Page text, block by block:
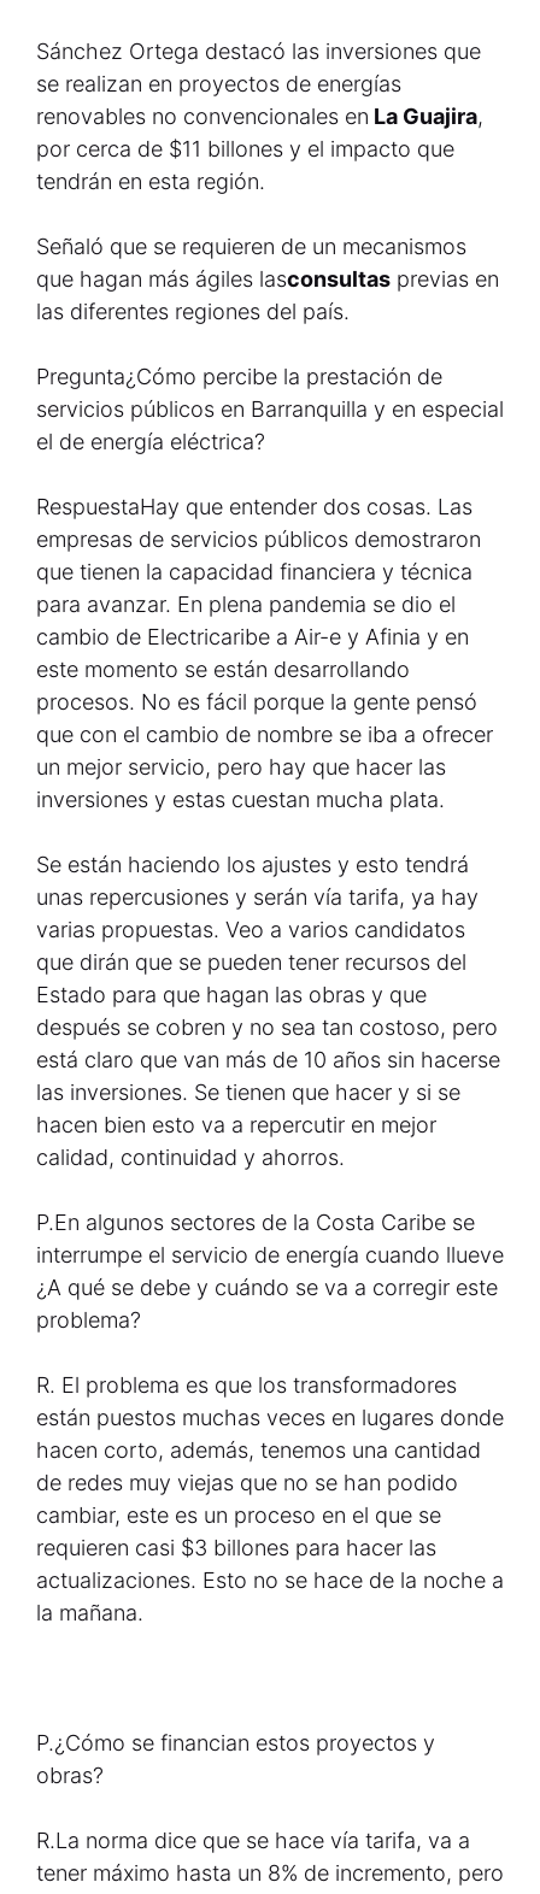
Sánchez Ortega destacó las inversiones que
se realizan en proyectos de energías
renovables no convencionales en La Guajira,
por cerca de $11 billones y el impacto que
tendrán en esta región.
Señaló que se requieren de un mecanismos
que hagan más ágiles lasconsultas previas en
las diferentes regiones del país.
Pregunta¿Cómo percibe la prestación de
servicios públicos en Barranquilla y en especial
el de energía eléctrica?
RespuestaHay que entender dos cosas. Las
empresas de servicios públicos demostraron
que tienen la capacidad financiera y técnica
para avanzar. En plena pandemia se dio el
cambio de Electricaribe a Air-e y Afinia y en
este momento se están desarrollando
procesos. No es fácil porque la gente pensó
que con el cambio de nombre se iba a ofrecer
un mejor servicio, pero hay que hacer las
inversiones y estas cuestan mucha plata.
Se están haciendo los ajustes y esto tendrá
unas repercusiones y serán vía tarifa, ya hay
varias propuestas. Veo a varios candidatos
que dirán que se pueden tener recursos del
Estado para que hagan las obras y que
después se cobren y no sea tan costoso, pero
está claro que van más de 10 años sin hacerse
las inversiones. Se tienen que hacer y si se
hacen bien esto va a repercutir en mejor
calidad, continuidad y ahorros.
P.En algunos sectores de la Costa Caribe se
interrumpe el servicio de energía cuando llueve
¿A qué se debe y cuándo se va a corregir este
problema?
R. El problema es que los transformadores
están puestos muchas veces en lugares donde
hacen corto, además, tenemos una cantidad
de redes muy viejas que no se han podido
cambiar, este es un proceso en el que se
requieren casi $3 billones para hacer las
actualizaciones. Esto no se hace de la noche a
la mañana.
P.¿Cómo se financian estos proyectos y
obras?
R.La norma dice que se hace vía tarifa, va a
tener máximo hasta un 8% de incremento, pero